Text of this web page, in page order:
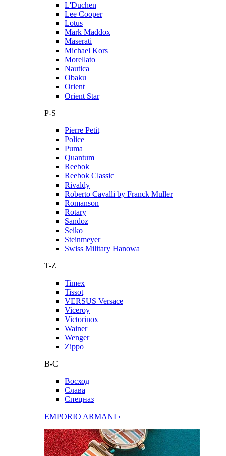
L'Duchen
Lee Cooper
Lotus
Mark Maddox
Maserati
Michael Kors
Morellato
Nautica
Obaku
Orient
Orient Star
P-S
Pierre Petit
Police
Puma
Quantum
Reebok
Reebok Classic
Rivaldy
Roberto Cavalli by Franck Muller
Romanson
Rotary
Sandoz
Seiko
Steinmeyer
Swiss Military Hanowa
T-Z
Timex
Tissot
VERSUS Versace
Viceroy
Victorinox
Wainer
Wenger
Zippo
В-С
Восход
Слава
Спецназ
EMPORIO ARMANI ›